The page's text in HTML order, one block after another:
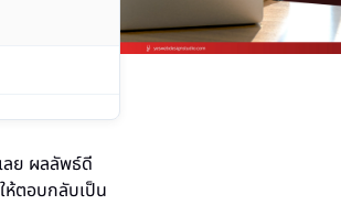
ลย ผลลัพธ์ดี
ห้ตอบกลับเป็น